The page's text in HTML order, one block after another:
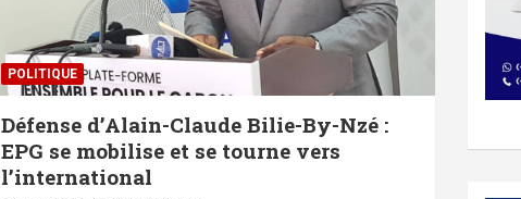
POLITIQUE
Défense d’Alain-Claude Bilie-By-Nzé :
EPG se mobilise et se tourne vers
l’international